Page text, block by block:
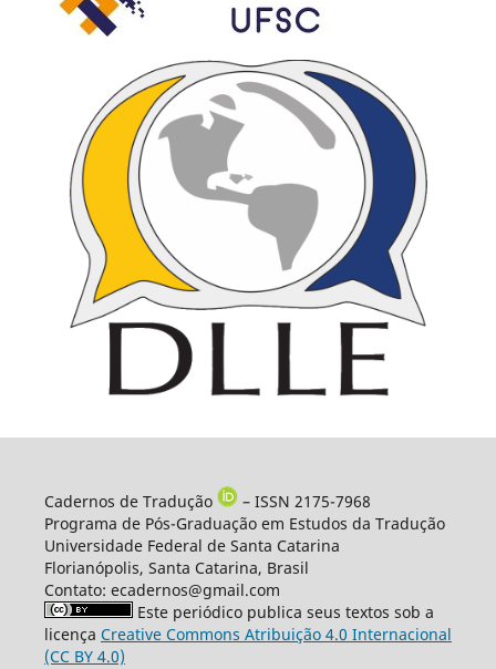
Cadernos de Tradução
– ISSN 2175-7968
Programa de Pós-Graduação em Estudos da Tradução
Universidade Federal de Santa Catarina
Florianópolis, Santa Catarina, Brasil
Contato: ecadernos@gmail.com
Este periódico publica seus textos sob a
licença Creative Commons Atribuição 4.0 Internacional
(CC BY 4.0)